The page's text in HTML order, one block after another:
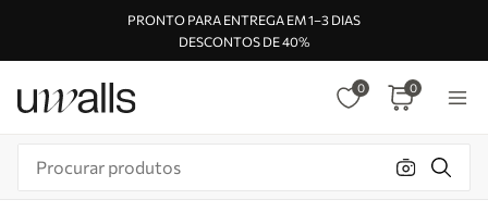
PRONTO PARA ENTREGA EM 1–3 DIAS
DESCONTOS DE 40%
0 0